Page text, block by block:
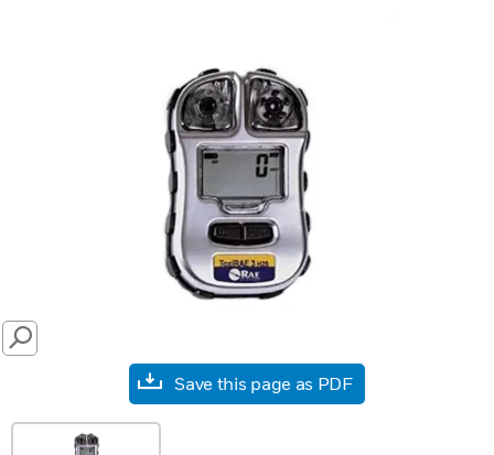
SEARCH
Save this page as PDF